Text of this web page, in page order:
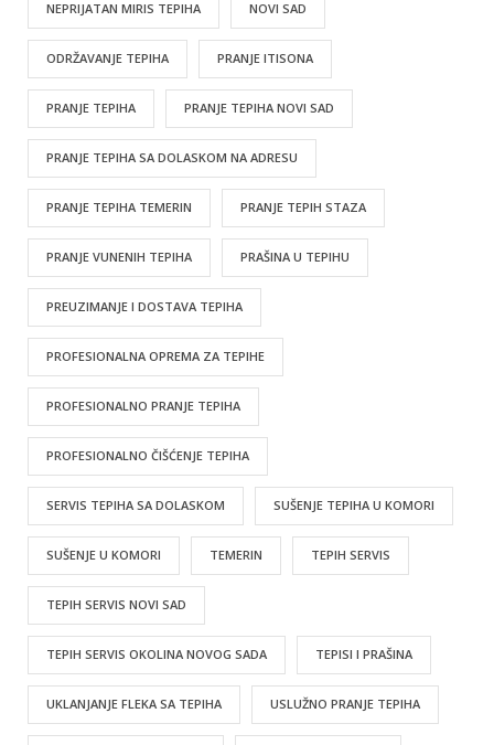
NEPRIJATAN MIRIS TEPIHA NOVI SAD
ODRŽAVANJE TEPIHA PRANJE ITISONA
PRANJE TEPIHA PRANJE TEPIHA NOVI SAD
PRANJE TEPIHA SA DOLASKOM NA ADRESU
PRANJE TEPIHA TEMERIN PRANJE TEPIH STAZA
PRANJE VUNENIH TEPIHA PRAŠINA U TEPIHU
PREUZIMANJE I DOSTAVA TEPIHA
PROFESIONALNA OPREMA ZA TEPIHE
PROFESIONALNO PRANJE TEPIHA
PROFESIONALNO ČIŠĆENJE TEPIHA
SERVIS TEPIHA SA DOLASKOM SUŠENJE TEPIHA U KOMORI
SUŠENJE U KOMORI TEMERIN TEPIH SERVIS
TEPIH SERVIS NOVI SAD
TEPIH SERVIS OKOLINA NOVOG SADA TEPISI I PRAŠINA
UKLANJANJE FLEKA SA TEPIHA USLUŽNO PRANJE TEPIHA